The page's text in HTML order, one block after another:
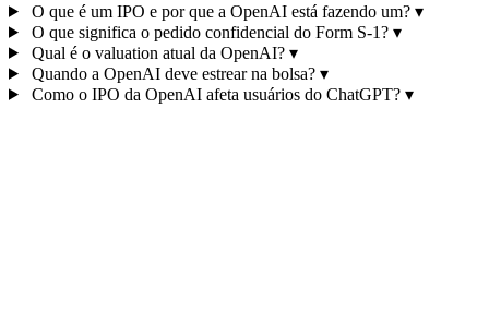
O que é um IPO e por que a OpenAI está fazendo um? ▾
O que significa o pedido confidencial do Form S-1? ▾
Qual é o valuation atual da OpenAI? ▾
Quando a OpenAI deve estrear na bolsa? ▾
Como o IPO da OpenAI afeta usuários do ChatGPT? ▾